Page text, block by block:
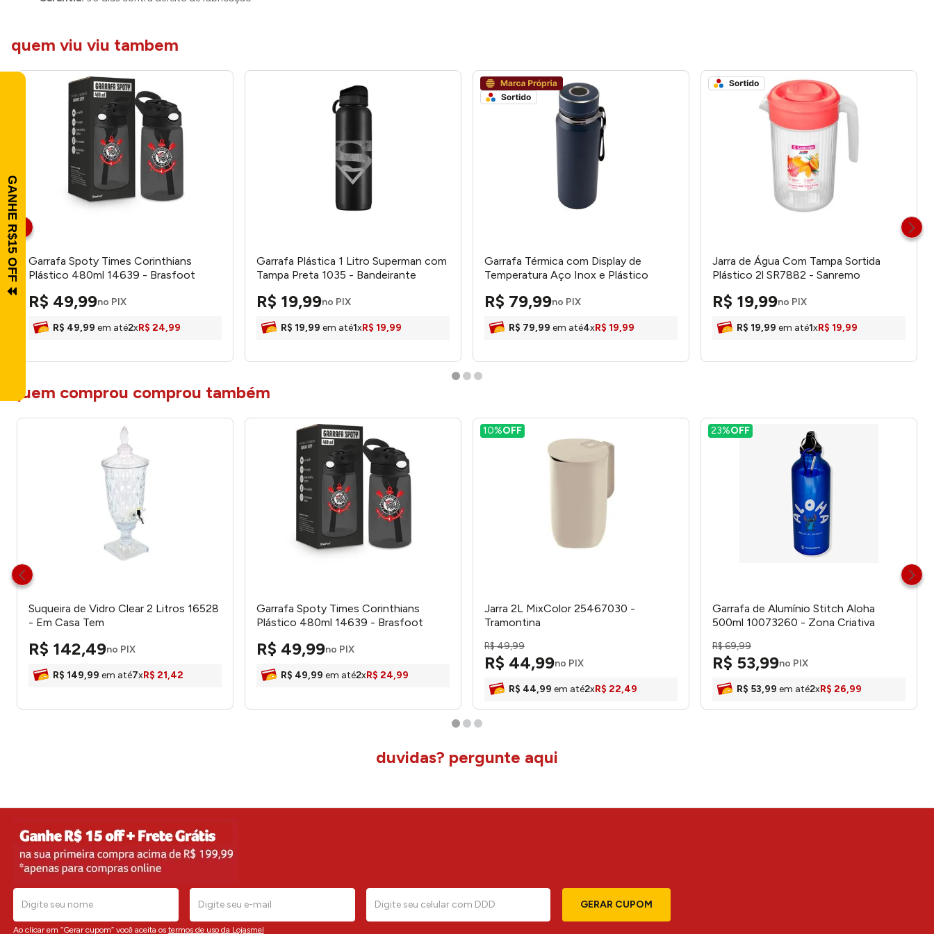
quem viu viu tambem
Garrafa Spoty Times Corinthians
Plástico 480ml 14639 - Brasfoot
R$ 49,99no PIX
R$ 49,99 em até2xR$ 24,99
Garrafa Plástica 1 Litro Superman com
Tampa Preta 1035 - Bandeirante
R$ 19,99no PIX
R$ 19,99 em até1xR$ 19,99
Garrafa Térmica com Display de
Temperatura Aço Inox e Plástico
honeyhome
R$ 79,99no PIX
R$ 79,99 em até4xR$ 19,99
Jarra de Água Com Tampa Sortida
Plástico 2l SR7882 - Sanremo
R$ 19,99no PIX
R$ 19,99 em até1xR$ 19,99
quem comprou comprou também
Suqueira de Vidro Clear 2 Litros 16528
- Em Casa Tem
R$ 142,49no PIX
R$ 149,99 em até7xR$ 21,42
Garrafa Spoty Times Corinthians
Plástico 480ml 14639 - Brasfoot
R$ 49,99no PIX
R$ 49,99 em até2xR$ 24,99
10%OFF
Jarra 2L MixColor 25467030 -
Tramontina
R$49,99
R$ 44,99no PIX
R$ 44,99 em até2xR$ 22,49
23%OFF
Garrafa de Alumínio Stitch Aloha
500ml 10073260 - Zona Criativa
R$69,99
R$ 53,99no PIX
R$ 53,99 em até2xR$ 26,99
duvidas? pergunte aqui
GERAR CUPOM
Ao clicar em “Gerar cupom” você aceita os termos de uso da Lojasmel